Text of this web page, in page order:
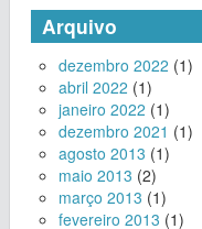
Arquivo
dezembro 2022 (1)
abril 2022 (1)
janeiro 2022 (1)
dezembro 2021 (1)
agosto 2013 (1)
maio 2013 (2)
março 2013 (1)
fevereiro 2013 (1)